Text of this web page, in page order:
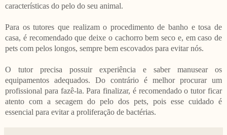
características do pelo do seu animal.
Para os tutores que realizam o procedimento de banho e tosa de
casa, é recomendado que deixe o cachorro bem seco e, em caso de
pets com pelos longos, sempre bem escovados para evitar nós.
O tutor precisa possuir experiência e saber manusear os
equipamentos adequados. Do contrário é melhor procurar um
profissional para fazê-la. Para finalizar, é recomendado o tutor ficar
atento com a secagem do pelo dos pets, pois esse cuidado é
essencial para evitar a proliferação de bactérias.